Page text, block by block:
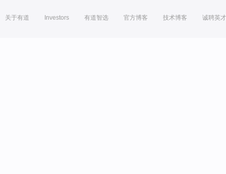
关于有道 Investors 有道智选 官方博客 技术博客 诚聘英才